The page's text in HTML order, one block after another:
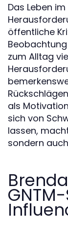
Das Leben
öffentliche
zum Alltag
als
sich von
lassen,
sondern